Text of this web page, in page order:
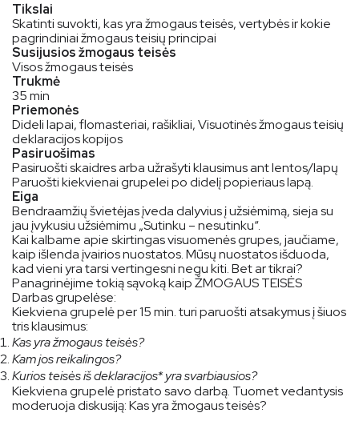
Tikslai
Skatinti suvokti, kas yra žmogaus teisės, vertybės ir kokie
pagrindiniai žmogaus teisių principai
Susijusios žmogaus teisės
Visos žmogaus teisės
Trukmė
35 min
Priemonės
Dideli lapai, flomasteriai, rašikliai, Visuotinės žmogaus teisių
deklaracijos kopijos
Pasiruošimas
Pasiruošti skaidres arba užrašyti klausimus ant lentos/lapų
Paruošti kiekvienai grupelei po didelį popieriaus lapą.
Eiga
Bendraamžių švietėjas įveda dalyvius į užsiėmimą, sieja su
jau įvykusiu užsiėmimu „Sutinku – nesutinku“.
Kai kalbame apie skirtingas visuomenės grupes, jaučiame,
kaip išlenda įvairios nuostatos. Mūsų nuostatos išduoda,
kad vieni yra tarsi vertingesni negu kiti. Bet ar tikrai?
Panagrinėjime tokią sąvoką kaip ŽMOGAUS TEISĖS
Darbas grupelėse:
Kiekviena grupelė per 15 min. turi paruošti atsakymus į šiuos
tris klausimus:
Kas yra žmogaus teisės?
Kam jos reikalingos?
Kurios teisės iš deklaracijos* yra svarbiausios?
Kiekviena grupelė pristato savo darbą. Tuomet vedantysis
moderuoja diskusiją: Kas yra žmogaus teisės?